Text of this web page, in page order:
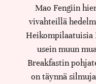
Mao Fengiin
vivahteillä
Heikompilaatuisia
usein muun
Breakfastin
on täynnä